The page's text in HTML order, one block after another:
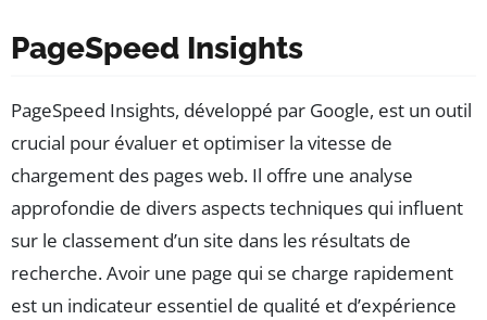
PageSpeed Insights
PageSpeed Insights, développé par Google, est un outil
crucial pour évaluer et optimiser la vitesse de
chargement des pages web. Il offre une analyse
approfondie de divers aspects techniques qui influent
sur le classement d’un site dans les résultats de
recherche. Avoir une page qui se charge rapidement
est un indicateur essentiel de qualité et d’expérience